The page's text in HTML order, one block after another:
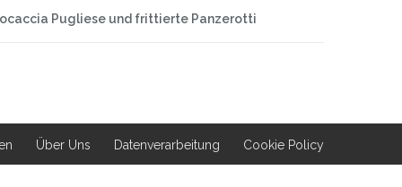
Pugliese und frittierte Panzerotti
Über Uns Datenverarbeitung Cookie Policy